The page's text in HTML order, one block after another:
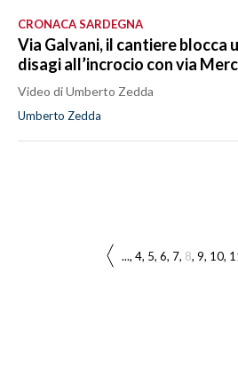
CRONACA SARDEGNA
Via Galvani, il cantiere blocca
disagi all’incrocio con via
Video di Umberto Zedda
Umberto Zedda
... 4 5 6 7 8 9 10